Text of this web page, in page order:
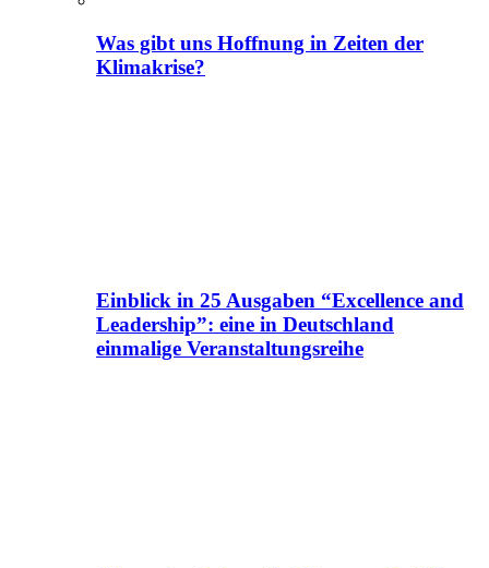
Was gibt uns Hoffnung in Zeiten der
Klimakrise?
Einblick in 25 Ausgaben “Excellence and
Leadership”: eine in Deutschland
einmalige Veranstaltungsreihe